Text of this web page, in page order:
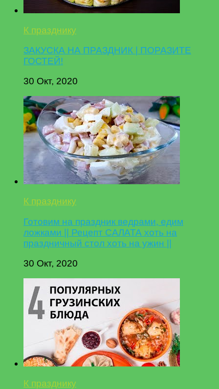
К празднику
ЗАКУСКА НА ПРАЗДНИК | ПОРАЗИТЕ
ГОСТЕЙ!
30 Окт, 2020
К празднику
Готовим на праздник ведрами, едим
ложками || Рецепт САЛАТА хоть на
праздничный стол хоть на ужин ||
30 Окт, 2020
К празднику